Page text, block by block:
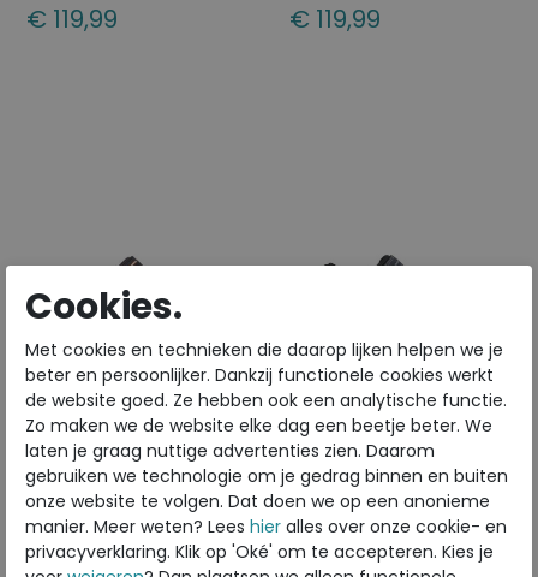
€ 119,99 € 119,99
ECCO
Offroad black
ECCO
Offroad marine
Cookies.
Met cookies en technieken die daarop lijken helpen we je
beter en persoonlijker. Dankzij functionele cookies werkt
de website goed. Ze hebben ook een analytische functie.
Zo maken we de website elke dag een beetje beter. We
laten je graag nuttige advertenties zien. Daarom
gebruiken we technologie om je gedrag binnen en buiten
onze website te volgen. Dat doen we op een anonieme
manier. Meer weten? Lees hier alles over onze cookie- en
privacyverklaring. Klik op 'Oké' om te accepteren. Kies je